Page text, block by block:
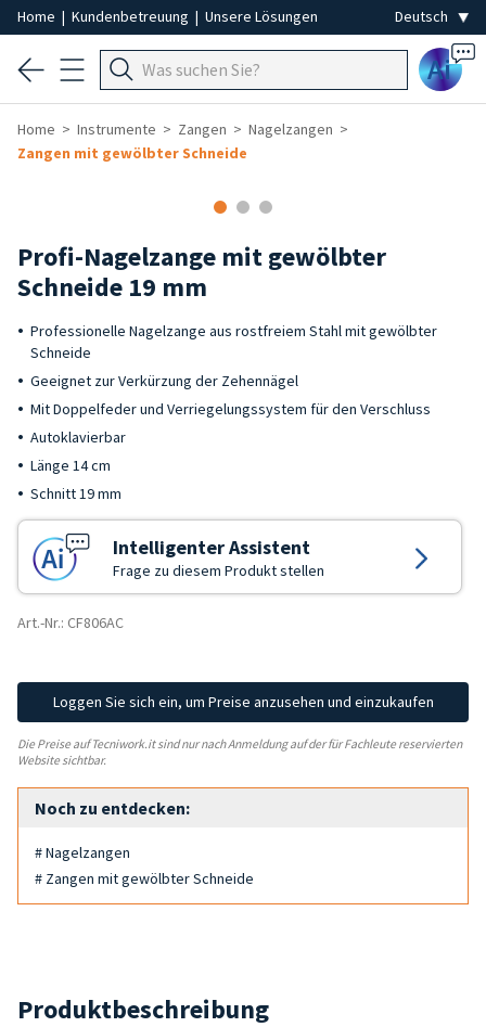
Home | Kundenbetreuung | Unsere Lösungen
Ai
Home Instrumente Zangen
Nagelzangen
Zangen mit gewölbter Schneide
Profi-Nagelzange mit gewölbter
Schneide 19 mm
Professionelle Nagelzange aus rostfreiem Stahl mit gewölbter
Schneide
Geeignet zur Verkürzung der Zehennägel
Mit Doppelfeder und Verriegelungssystem für den Verschluss
Autoklavierbar
Länge 14 cm
Schnitt 19 mm
Intelligenter Assistent
Frage zu diesem Produkt stellen
Art.-Nr.: CF806AC
Loggen Sie sich ein, um Preise anzusehen und einzukaufen
Die Preise auf Tecniwork.it sind nur nach Anmeldung auf der für Fachleute reservierten
Website sichtbar.
Noch zu entdecken:
# Nagelzangen
# Zangen mit gewölbter Schneide
Produktbeschreibung